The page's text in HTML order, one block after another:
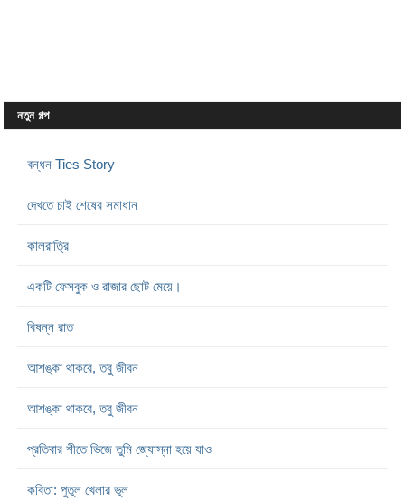
নতুন গল্প
বন্ধন Ties Story
দেখতে চাই শেষের সমাধান
কালরাত্রি
একটি ফেসবুক ও রাজার ছোট মেয়ে।
বিষন্ন রাত
আশঙ্কা থাকবে, তবু জীবন
আশঙ্কা থাকবে, তবু জীবন
প্রতিবার শীতে ভিজে তুমি জ্যোস্না হয়ে যাও
কবিতা: পুতুল খেলার ভুল